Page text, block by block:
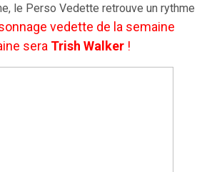
le Perso Vedette retrouve un rythme
vedette de la semaine
sera Trish Walker !